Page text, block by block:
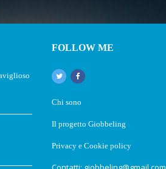
FOLLOW ME
Chi sono
Il progetto Giobbeling
Privacy e Cookie policy